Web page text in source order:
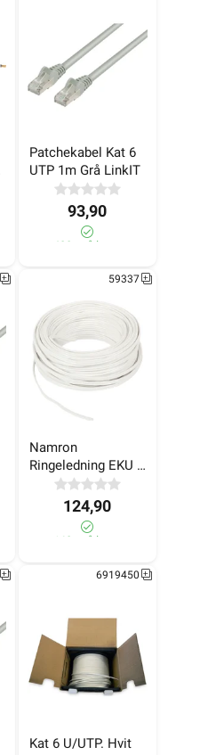
Patchekabel Kat 6
UTP 1m Grå LinkIT
93,90
400+ på lager
Namron
Ringeledning EKU
2x0,7 Bunt 10 m
59337
124,90
160+ på lager
Kat 6 U/UTP. Hvit
6919450